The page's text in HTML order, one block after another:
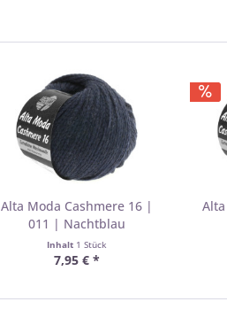
Alta Moda Cashmere 16 |
011 | Nachtblau
Inhalt 1 Stück
7,95 € *